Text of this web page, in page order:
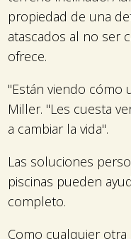
propiedad de una
atascados al no ser
ofrece.
"Están viendo cómo
Miller. "Les cuesta
a cambiar la vida".
Las soluciones
piscinas pueden
completo.
Como cualquier otra